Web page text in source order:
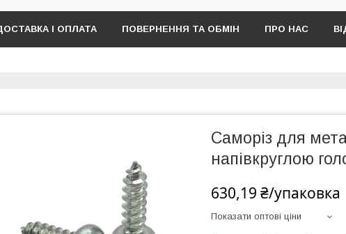
І ОПЛАТА ПОВЕРНЕННЯ ТА ОБМІН ПРО НАС
Саморіз для
напівкруглою
630,19 ₴/упаковка
Показати оптові ціни